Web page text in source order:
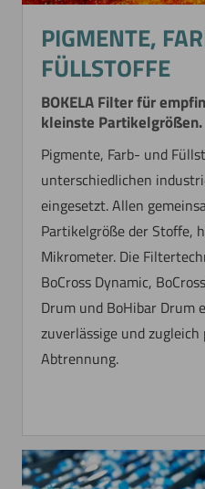
PIGMENTE,
FÜLLSTOFFE
BOKELA Filter für
kleinste Partikelgrößen.
Pigmente, Farb- und
unterschiedlichen
eingesetzt. Allen
Partikelgröße der Stoffe,
Mikrometer. Die
BoCross Dynamic,
Drum und BoHibar Drum
zuverlässige und
Abtrennung.